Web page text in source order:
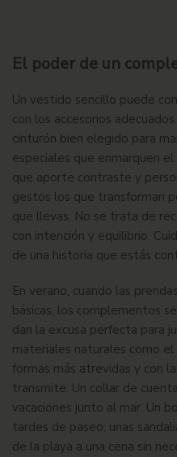
El poder de un
Un vestido sencillo puede
con los accesorios
cinturón bien elegido para
especiales que enmarquen
que aporte contraste y
gestos los que transforman
que llevas. No se trata de
con intención y equilibrio.
de una historia que estás
En verano, cuando las
básicas, los complementos
dan la excusa perfecta para
materiales naturales como
formas más atrevidas y con
transmite. Un collar de
vacaciones junto al mar. Un
tardes de paseo; unas
de la playa a una cena sin